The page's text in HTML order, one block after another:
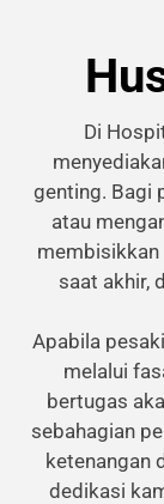
Di
genting. Bagi
atau
membisikkan
saat akhir,
Apabila
melalui
bertugas
sebahagian
ketenangan
dedikasi